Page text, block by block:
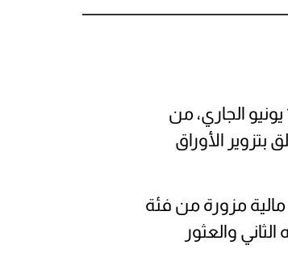
تمكنت عناصر الشرطة بالمفوضية الجهوية للأمن بمدينة عين بني مطهر، يوم أمس الأربعاء 18 يونيو الجاري، من
الأوراق
مزورة من فئة
والعثور